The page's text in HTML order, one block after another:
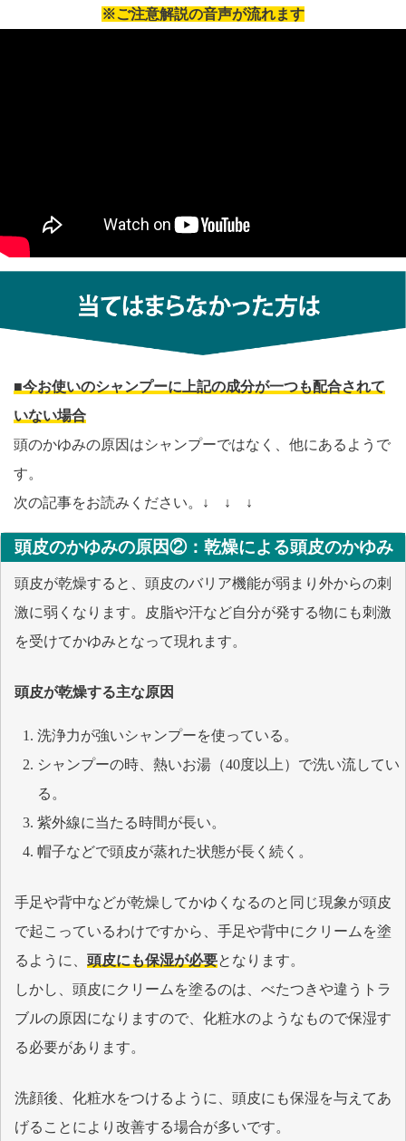
※ご注意解説の音声が流れます
■今お使いのシャンプーに上記の成分が一つも配合されて
いない場合
頭のかゆみの原因はシャンプーではなく、他にあるようで
す。
次の記事をお読みください。↓ ↓ ↓
頭皮のかゆみの原因②： 乾燥による頭皮のかゆみ
頭皮が乾燥すると、頭皮のバリア機能が弱まり外からの刺
激に弱くなります。皮脂や汗など自分が発する物にも刺激
を受けてかゆみとなって現れます。
頭皮が乾燥する主な原因
洗浄力が強いシャンプーを使っている。
シャンプーの時、熱いお湯（40度以上）で洗い流してい
る。
紫外線に当たる時間が長い。
帽子などで頭皮が蒸れた状態が長く続く。
手足や背中などが乾燥してかゆくなるのと同じ現象が頭皮
で起こっているわけですから、手足や背中にクリームを塗
るように、 頭皮にも保湿が必要となります。
しかし、頭皮にクリームを塗るのは、べたつきや違うトラ
ブルの原因になりますので、化粧水のようなもので保湿す
る必要があります。
洗顔後、化粧水をつけるように、頭皮にも保湿を与えてあ
げることにより改善する場合が多いです。